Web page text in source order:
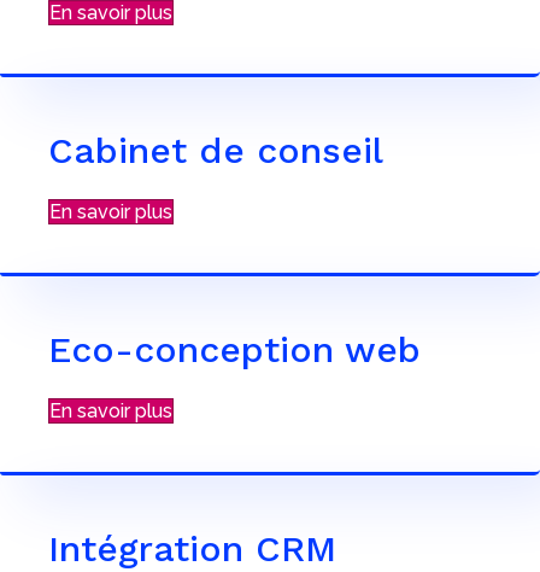
En savoir plus
Cabinet de conseil
En savoir plus
Eco-conception web
En savoir plus
Intégration CRM